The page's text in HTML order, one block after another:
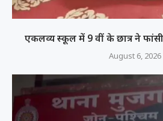
एकलव्य स्कूल में 9 वीं के छात्र ने
August 6, 2026